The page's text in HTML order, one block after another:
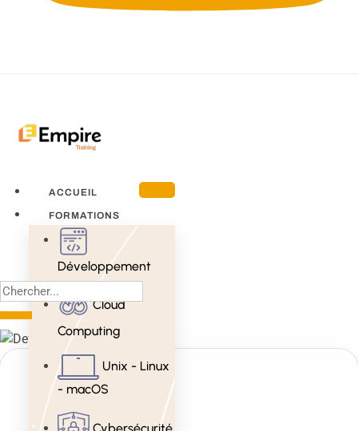
ACCUEIL
FORMATIONS
Développement
Cloud
Computing
Unix - Linux
- macOS